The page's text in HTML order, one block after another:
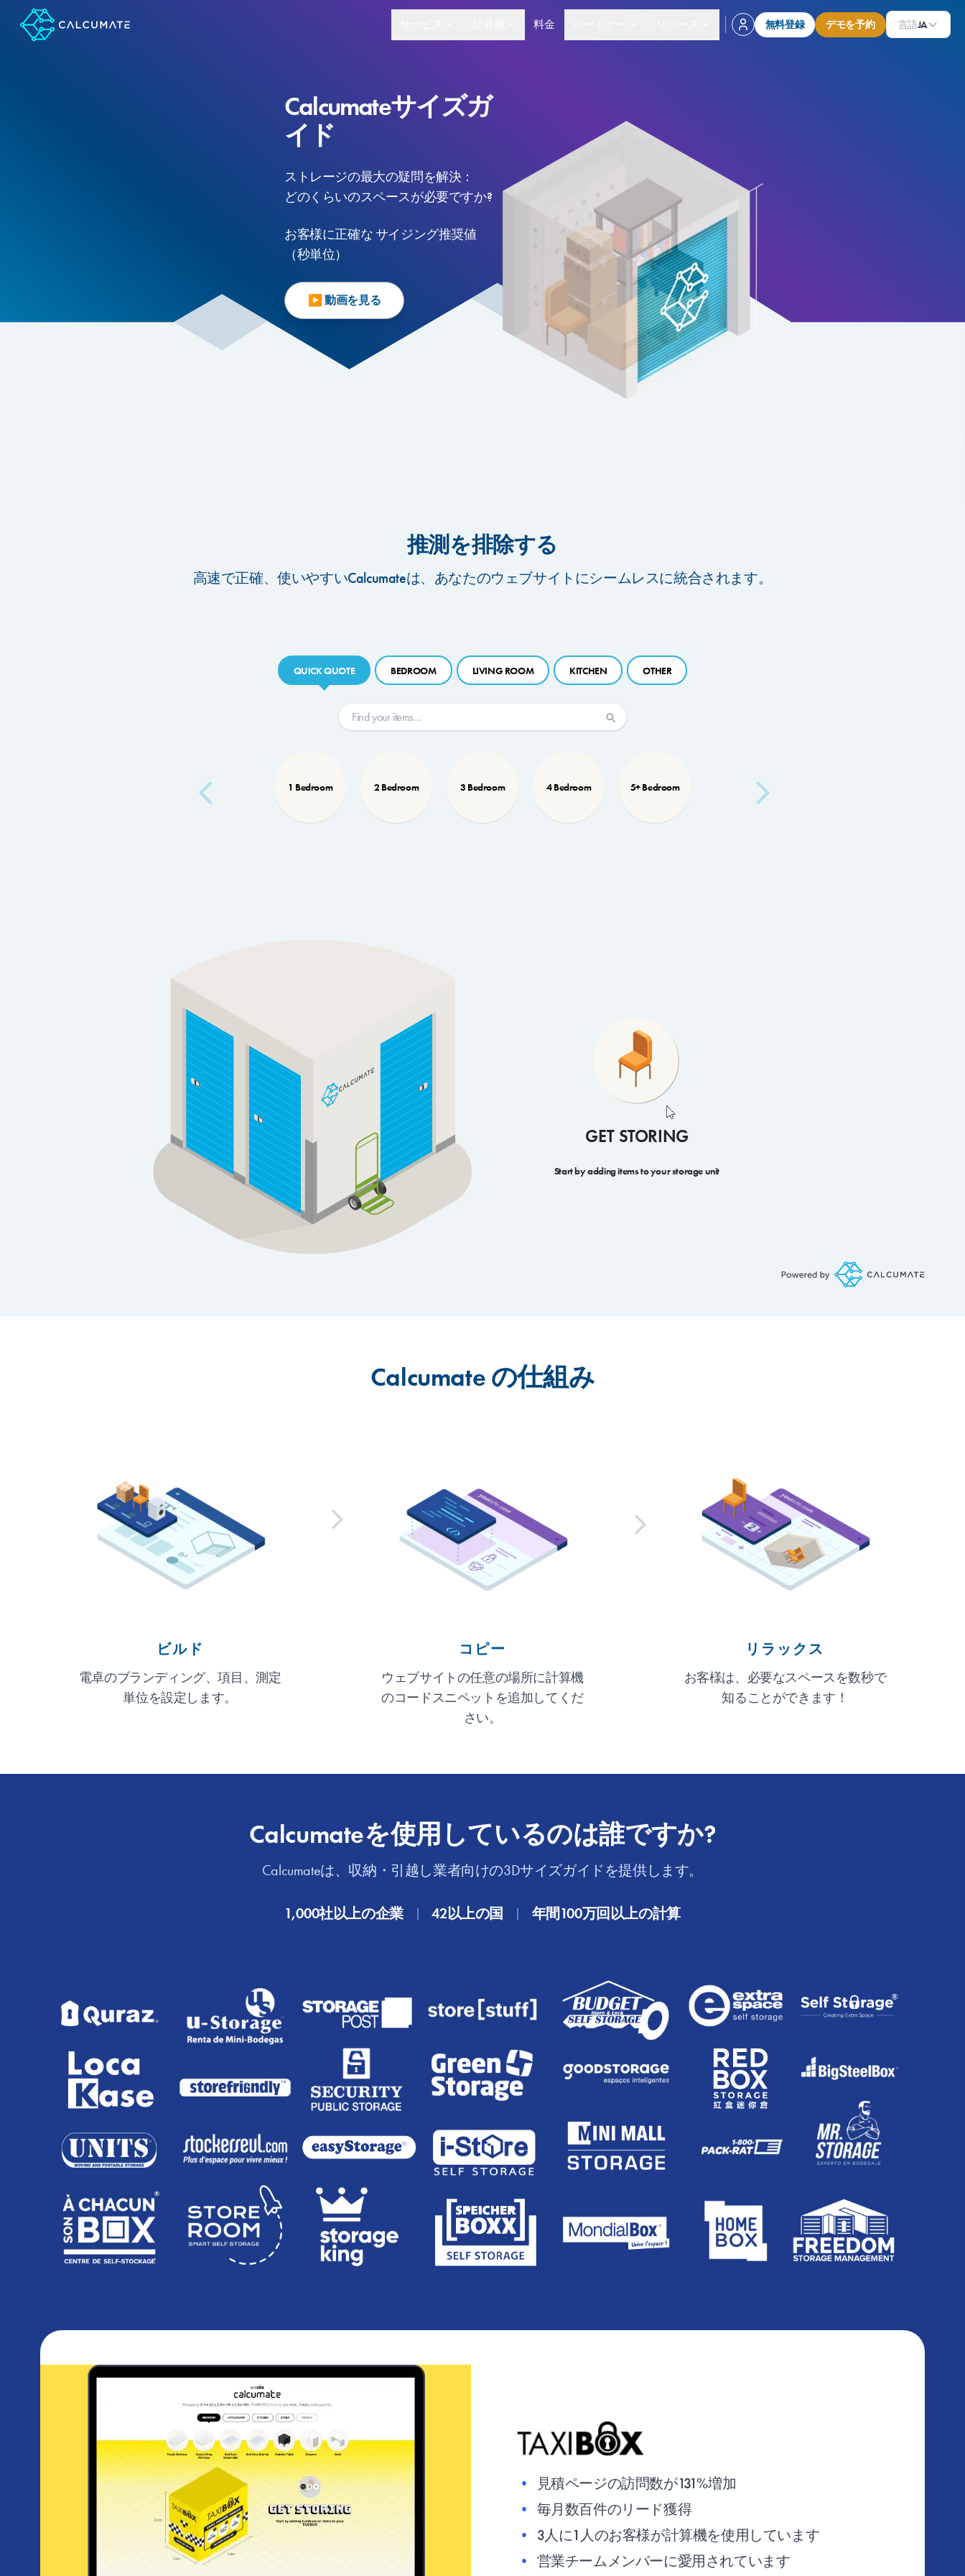
料金 無料登録 デモを予約 言語JA
Calcumateサイズガ
イド
ストレージの最大の疑問を解決：
どのくらいのスペースが必要ですか?
お客様に正確なサイジング推奨値
（秒単位）
▶ 動画を見る
推測を排除する
高速で正確、使いやすいCalcumateは、あなたのウェブサイトにシームレスに統合されます。
QUICK QUOTE BEDROOM LIVING ROOM KITCHEN OTHER
1 Bedroom 2 Bedroom 3 Bedroom 4 Bedroom 5+ Bedroom
GET STORING
Start by adding items to your storage unit
Calcumate の仕組み
ビルド
電卓のブランディング、項目、測定
単位を設定します。
コピー
ウェブサイトの任意の場所に計算機
のコードスニペットを追加してくだ
さい。
リラックス
お客様は、必要なスペースを数秒で
知ることができます！
Calcumateを使用しているのは誰ですか?
Calcumateは、収納・引越し業者向けの3Dサイズガイドを提供します。
1,000社以上の企業 | 42以上の国 | 年間100万回以上の計算
•
見積ページの訪問数が131%増加
• 毎月数百件のリード獲得
•
3人に1人のお客様が計算機を使用しています
• 営業チームメンバーに愛用されています